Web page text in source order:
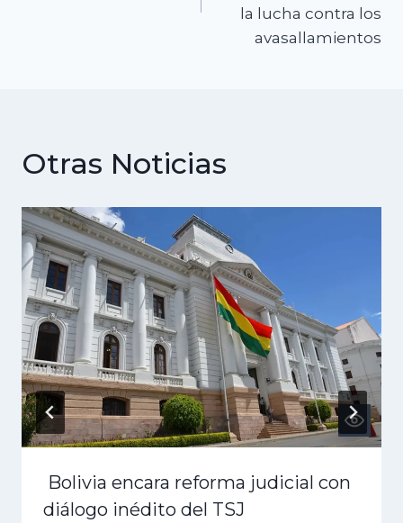
la lucha contra los
avasallamientos
Otras Noticias
Bolivia encara reforma judicial con
diálogo inédito del TSJ